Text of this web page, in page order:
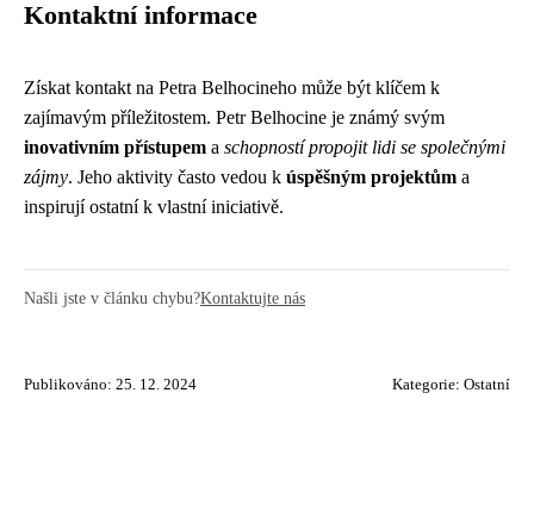
Kontaktní informace
Získat kontakt na Petra Belhocineho může být klíčem k
zajímavým příležitostem. Petr Belhocine je známý svým
inovativním přístupem a schopností propojit lidi se společnými
zájmy. Jeho aktivity často vedou k úspěšným projektům a
inspirují ostatní k vlastní iniciativě.
Našli jste v článku chybu?Kontaktujte nás
Publikováno: 25. 12. 2024 Kategorie: Ostatní